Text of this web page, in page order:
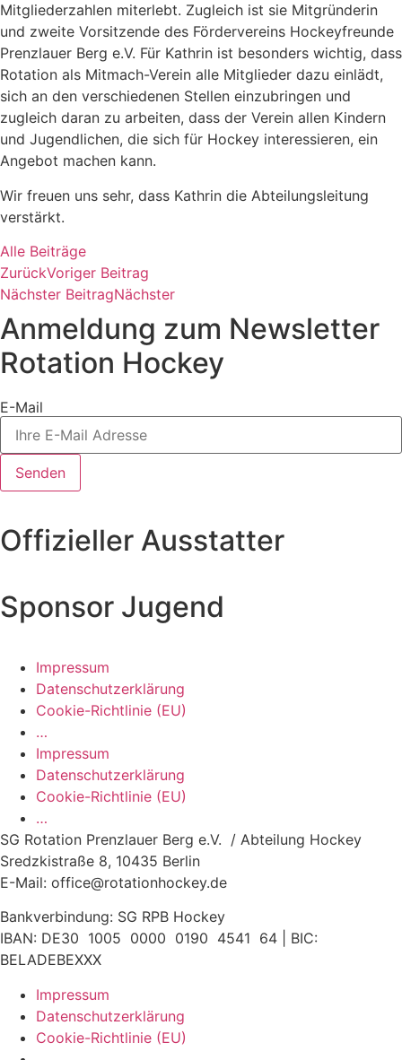
Mitgliederzahlen miterlebt. Zugleich ist sie Mitgründerin
und zweite Vorsitzende des Fördervereins Hockeyfreunde
Prenzlauer Berg e.V. Für Kathrin ist besonders wichtig, dass
Rotation als Mitmach-Verein alle Mitglieder dazu einlädt,
sich an den verschiedenen Stellen einzubringen und
zugleich daran zu arbeiten, dass der Verein allen Kindern
und Jugendlichen, die sich für Hockey interessieren, ein
Angebot machen kann.
Wir freuen uns sehr, dass Kathrin die Abteilungsleitung
verstärkt.
Alle Beiträge
ZurückVoriger Beitrag
Nächster BeitragNächster
Anmeldung zum Newsletter
Rotation Hockey
E-Mail
Senden
Offizieller Ausstatter
Sponsor Jugend
Impressum
Datenschutzerklärung
Cookie-Richtlinie (EU)
…
Impressum
Datenschutzerklärung
Cookie-Richtlinie (EU)
…
SG Rotation Prenzlauer Berg e.V. / Abteilung Hockey
Sredzkistraße 8, 10435 Berlin
E-Mail: office@rotationhockey.de
Bankverbindung: SG RPB Hockey
IBAN: DE30 1005 0000 0190 4541 64 | BIC:
BELADEBEXXX
Impressum
Datenschutzerklärung
Cookie-Richtlinie (EU)